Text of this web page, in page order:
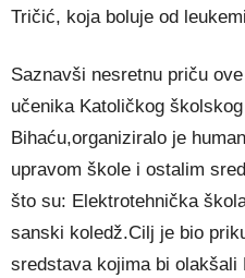
Tričić, koja boluje od
Saznavši nesretnu priču
učenika Katoličkog
Bihaću,organiziralo je
upravom škole i ostalim
što su: Elektrotehnička
sanski koledž.Cilj je bio
sredstava kojima bi olakšali